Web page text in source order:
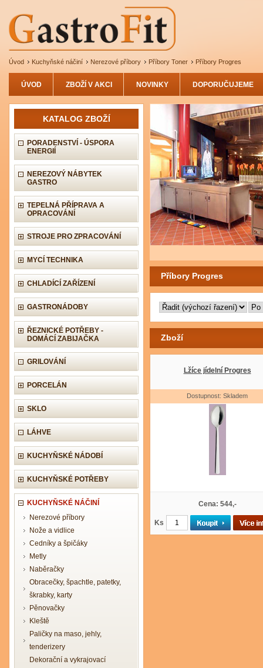
Úvod Kuchyňské náčiní Nerezové příbory Příbory Toner Příbory Progres
ÚVOD ZBOŽÍ V AKCI NOVINKY DOPORUČUJEME
KATALOG ZBOŽÍ
PORADENSTVÍ - ÚSPORA
ENERGIÍ
NEREZOVÝ NÁBYTEK
GASTRO
TEPELNÁ PŘÍPRAVA A
OPRACOVÁNÍ
STROJE PRO ZPRACOVÁNÍ
MYCÍ TECHNIKA
CHLADÍCÍ ZAŘÍZENÍ
GASTRONÁDOBY
ŘEZNICKÉ POTŘEBY -
DOMÁCÍ ZABIJAČKA
GRILOVÁNÍ
PORCELÁN
SKLO
LÁHVE
KUCHYŇSKÉ NÁDOBÍ
KUCHYŇSKÉ POTŘEBY
KUCHYŇSKÉ NÁČINÍ
Nerezové příbory
Nože a vidlice
Cedníky a špičáky
Metly
Naběračky
Obracečky, špachtle, patetky,
škrabky, karty
Pěnovačky
Kleště
Paličky na maso, jehly,
tenderizery
Dekorační a vykrajovací
Příbory Progres
Zboží
Lžíce jídelní Progres
Dostupnost: Skladem
Cena: 544,-
Ks